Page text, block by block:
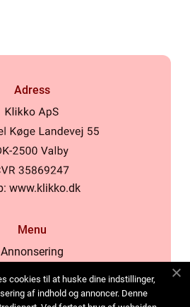
Adress
www.klikko.dk
Menu
Annonsering
Cookies
cookies til at huske dine indstillinger,
af indhold og annoncer. Denne